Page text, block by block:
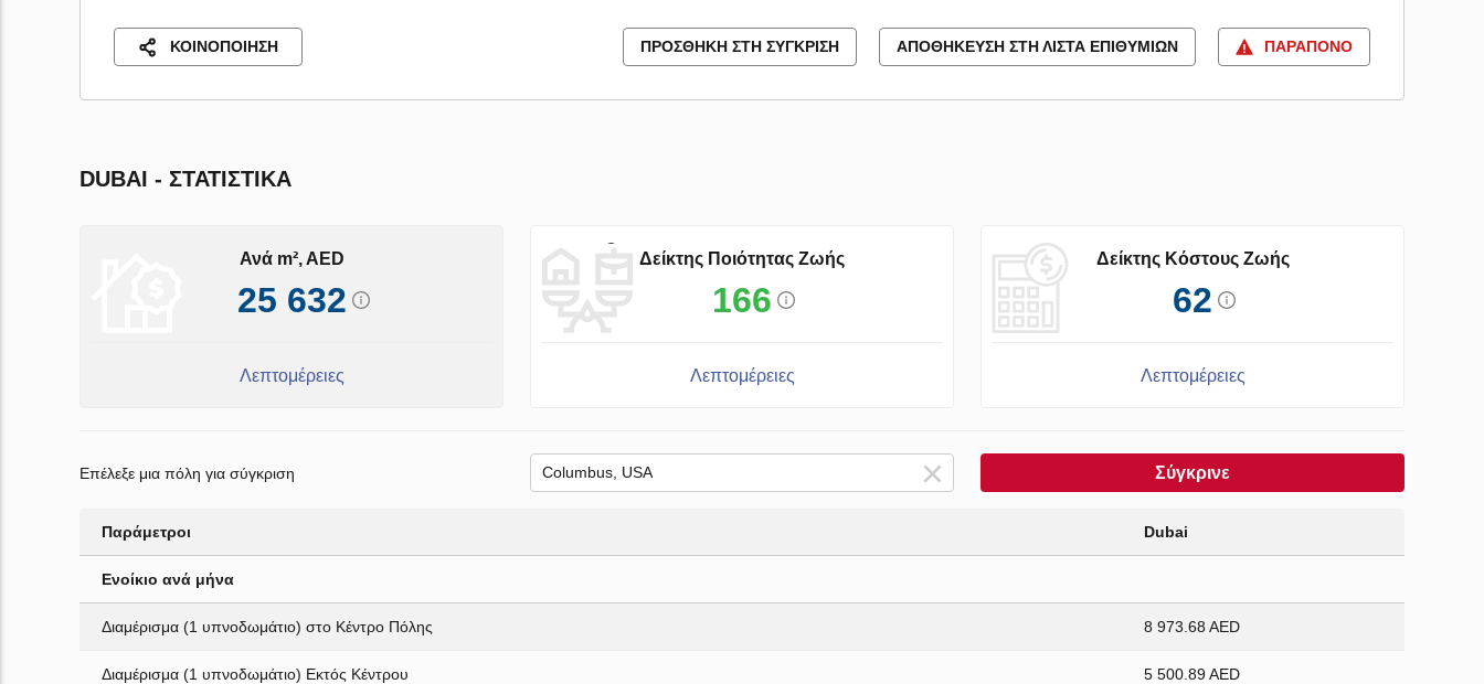
ΚΟΙΝΟΠΟΊΗΣΗ ΠΡΟΣΘΉΚΗ ΣΤΗ ΣΎΓΚΡΙΣΗ ΑΠΟΘΉΚΕΥΣΗ ΣΤΗ ΛΊΣΤΑ ΕΠΙΘΥΜΙΏΝ ΠΑΡΆΠΟΝΟ
DUBAI - ΣΤΑΤΙΣΤΙΚΆ
Ανά m², AED
25 632
Λεπτομέρειες
Δείκτης Ποιότητας Ζωής
166
Λεπτομέρειες
Δείκτης Κόστους Ζωής
62
Λεπτομέρειες
Επέλεξε μια πόλη για σύγκριση Σύγκρινε
Παράμετροι Dubai
Ενοίκιο ανά μήνα
Διαμέρισμα (1 υπνοδωμάτιο) στο Κέντρο Πόλης 8 973.68 AED
Διαμέρισμα (1 υπνοδωμάτιο) Εκτός Κέντρου 5 500.89 AED